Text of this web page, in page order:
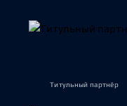
Титульный партнёр